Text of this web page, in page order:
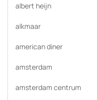
albert heijn
alkmaar
american diner
amsterdam
amsterdam centrum